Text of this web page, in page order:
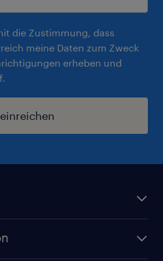
die Zustimmung, dass
meine Daten zum Zweck
erheben und
einreichen